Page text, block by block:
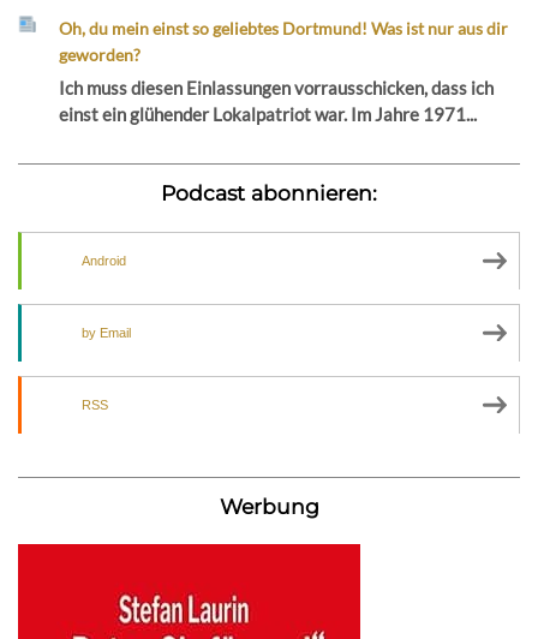
Oh, du mein einst so geliebtes Dortmund! Was ist nur aus dir
geworden?
Ich muss diesen Einlassungen vorrausschicken, dass ich
einst ein glühender Lokalpatriot war. Im Jahre 1971...
Podcast abonnieren:
Android
by Email
RSS
Werbung